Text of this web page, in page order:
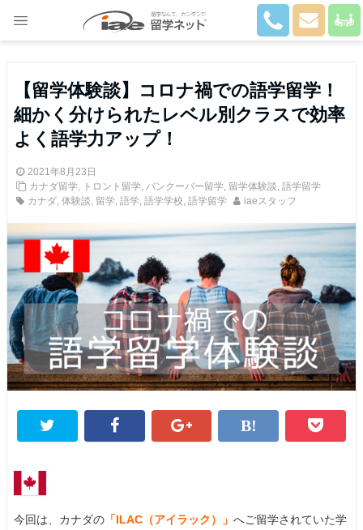
【留学体験談】コロナ禍での語学留学！
細かく分けられたレベル別クラスで効率
よく語学力アップ！
2021年8月23日
カナダ留学, トロント留学, バンクーバー留学, 留学体験談, 語学留学
カナダ, 体験談, 留学, 語学, 語学学校, 語学留学 iaeスタッフ
今回は、カナダの 「ILAC（アイラック）」 へご留学されていた学